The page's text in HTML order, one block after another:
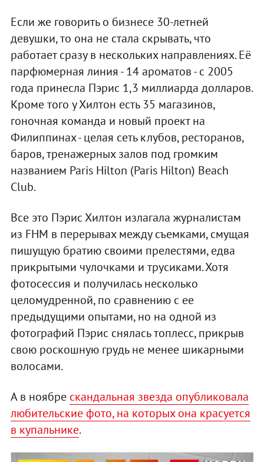
Если же говорить о бизнесе 30-летней
девушки, то она не стала скрывать, что
работает сразу в нескольких направлениях. Её
парфюмерная линия - 14 ароматов - с 2005
года принесла Пэрис 1,3 миллиарда долларов.
Кроме того у Хилтон есть 35 магазинов,
гоночная команда и новый проект на
Филиппинах - целая сеть клубов, ресторанов,
баров, тренажерных залов под громким
названием Paris Hilton (Paris Hilton) Beach
Club.
Все это Пэрис Хилтон излагала журналистам
из FHM в перерывах между съемками, смущая
пишущую братию своими прелестями, едва
прикрытыми чулочками и трусиками. Хотя
фотосессия и получилась несколько
целомудренной, по сравнению с ее
предыдущими опытами, но на одной из
фотографий Пэрис снялась топлесс, прикрыв
свою роскошную грудь не менее шикарными
волосами.
А в ноябре скандальная звезда опубликовала
любительские фото, на которых она красуется
в купальнике.